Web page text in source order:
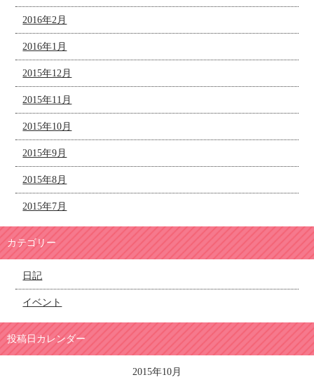
2016年2月
2016年1月
2015年12月
2015年11月
2015年10月
2015年9月
2015年8月
2015年7月
カテゴリー
日記
イベント
投稿日カレンダー
2015年10月